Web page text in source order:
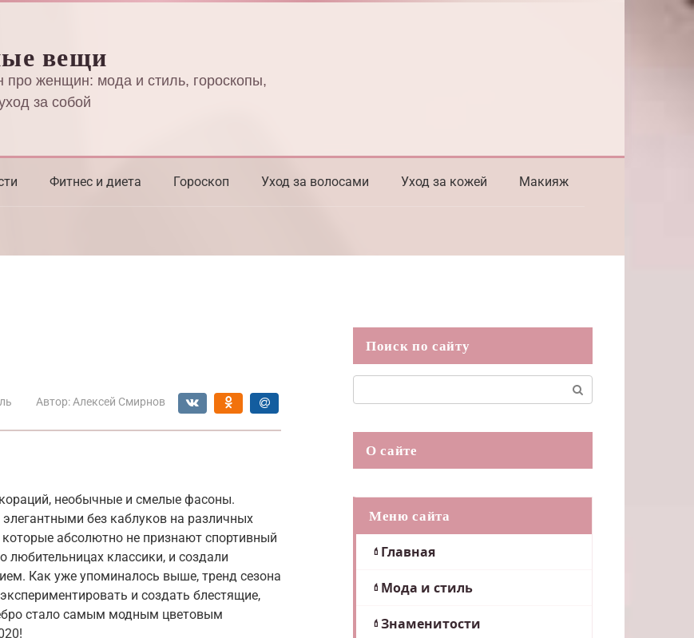
вещи
женщин: мода и стиль, гороскопы,
за собой
Фитнес и диета Гороскоп Уход за волосами Уход за кожей Макияж
Автор: Алексей Смирнов
необычные и смелые фасоны.
без каблуков на различных
абсолютно не признают спортивный
любительницах классики, и создали
Как уже упоминалось выше, тренд сезона
и создать блестящие,
стало самым модным цветовым
Поиск по сайту
О сайте
Меню сайта
Главная
Мода и стиль
Знаменитости